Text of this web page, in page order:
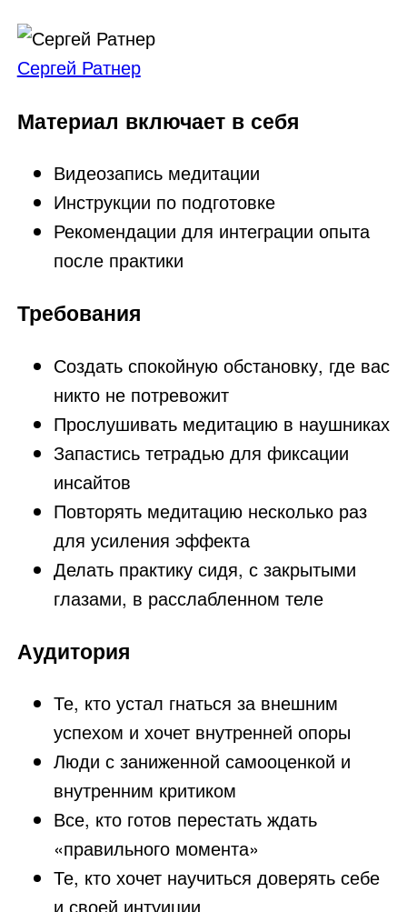
Сергей Ратнер
Материал включает в себя
Видеозапись медитации
Инструкции по подготовке
Рекомендации для интеграции опыта
после практики
Требования
Создать спокойную обстановку, где вас
никто не потревожит
Прослушивать медитацию в наушниках
Запастись тетрадью для фиксации
инсайтов
Повторять медитацию несколько раз
для усиления эффекта
Делать практику сидя, с закрытыми
глазами, в расслабленном теле
Аудитория
Те, кто устал гнаться за внешним
успехом и хочет внутренней опоры
Люди с заниженной самооценкой и
внутренним критиком
Все, кто готов перестать ждать
«правильного момента»
Те, кто хочет научиться доверять себе
и своей интуиции